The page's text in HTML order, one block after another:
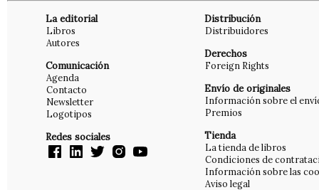
La editorial
Libros
Autores
Comunicación
Agenda
Contacto
Newsletter
Logotipos
Redes sociales
Distribución
Distribuidores
Derechos
Foreign Rights
Envío de originales
Información sobre el
Premios
Tienda
La tienda de libros
Condiciones de
Información sobre las
Aviso legal